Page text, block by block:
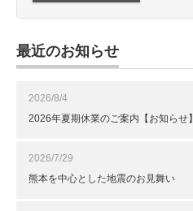
最近のお知らせ
2026/8/4
2026年夏期休業のご案内【お知らせ】
2026/7/29
熊本を中心とした地震のお見舞い